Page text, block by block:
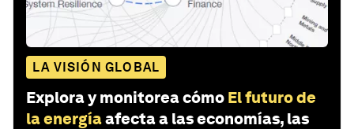
LA VISIÓN GLOBAL
Explora y monitorea cómo El futuro de
la energíaafecta a las economías, las